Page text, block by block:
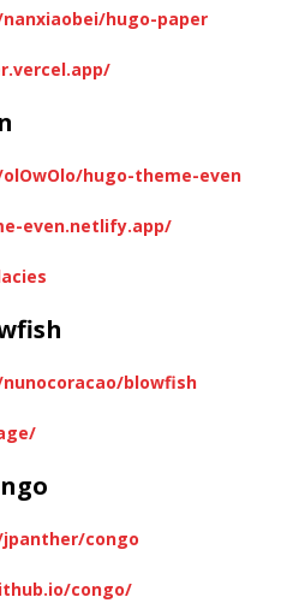
hugo-paper
hugo-theme-even
even.netlify.app/
blowfish
congo
congo/